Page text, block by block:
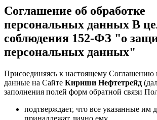
Соглашение об обработке
персональных данных В
соблюдения 152-ФЗ "о
персональных данных"
Присоединяясь к настоящему Соглашению
данные на Сайте Кириши Нефтетрейд
заполнения полей форм обратной связи
подтверждает, что все указанные им
принадлежат лично ему,